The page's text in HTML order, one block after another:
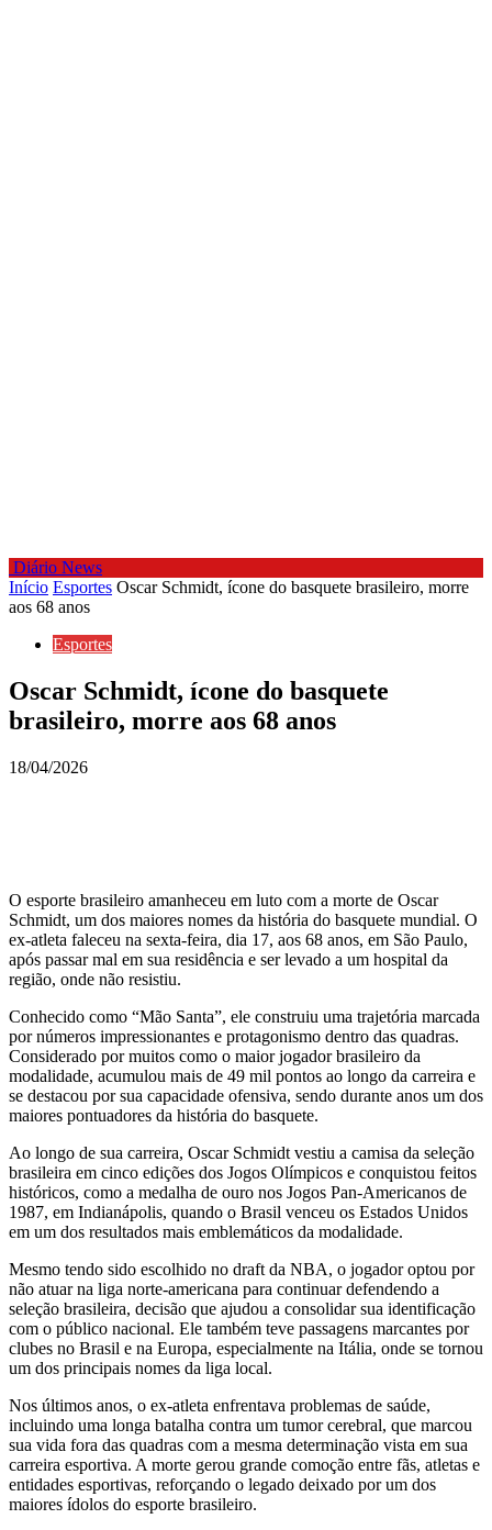
Diário News
Início Esportes Oscar Schmidt, ícone do basquete brasileiro, morre
aos 68 anos
Esportes
Oscar Schmidt, ícone do basquete
brasileiro, morre aos 68 anos
18/04/2026
O esporte brasileiro amanheceu em luto com a morte de Oscar
Schmidt, um dos maiores nomes da história do basquete mundial. O
ex-atleta faleceu na sexta-feira, dia 17, aos 68 anos, em São Paulo,
após passar mal em sua residência e ser levado a um hospital da
região, onde não resistiu.
Conhecido como “Mão Santa”, ele construiu uma trajetória marcada
por números impressionantes e protagonismo dentro das quadras.
Considerado por muitos como o maior jogador brasileiro da
modalidade, acumulou mais de 49 mil pontos ao longo da carreira e
se destacou por sua capacidade ofensiva, sendo durante anos um dos
maiores pontuadores da história do basquete.
Ao longo de sua carreira, Oscar Schmidt vestiu a camisa da seleção
brasileira em cinco edições dos Jogos Olímpicos e conquistou feitos
históricos, como a medalha de ouro nos Jogos Pan-Americanos de
1987, em Indianápolis, quando o Brasil venceu os Estados Unidos
em um dos resultados mais emblemáticos da modalidade.
Mesmo tendo sido escolhido no draft da NBA, o jogador optou por
não atuar na liga norte-americana para continuar defendendo a
seleção brasileira, decisão que ajudou a consolidar sua identificação
com o público nacional. Ele também teve passagens marcantes por
clubes no Brasil e na Europa, especialmente na Itália, onde se tornou
um dos principais nomes da liga local.
Nos últimos anos, o ex-atleta enfrentava problemas de saúde,
incluindo uma longa batalha contra um tumor cerebral, que marcou
sua vida fora das quadras com a mesma determinação vista em sua
carreira esportiva. A morte gerou grande comoção entre fãs, atletas e
entidades esportivas, reforçando o legado deixado por um dos
maiores ídolos do esporte brasileiro.